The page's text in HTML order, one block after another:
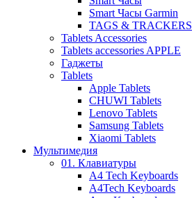
Smart Часы Garmin
TAGS & TRACKERS
Tablets Accessories
Tablets accessories APPLE
Гаджеты
Tablets
Apple Tablets
CHUWI Tablets
Lenovo Tablets
Samsung Tablets
Xiaomi Tablets
Мультимедия
01. Клавиатуры
A4 Tech Keyboards
A4Tech Keyboards